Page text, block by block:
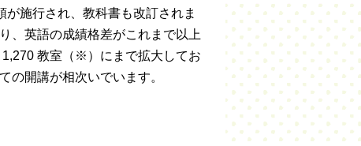
施行され、教科書も改訂されま
、英語の成績格差がこれまで以上
教室（※）にまで拡大してお
の開講が相次いでいます。